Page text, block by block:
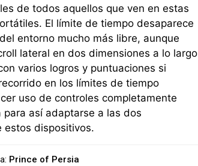
de todos aquellos que ven en estas
El límite de tiempo desaparece
entorno mucho más libre, aunque
lateral en dos dimensiones a lo largo
varios logros y puntuaciones si
en los límites de tiempo
uso de controles completamente
así adaptarse a las dos
estos dispositivos.
Prince of Persia